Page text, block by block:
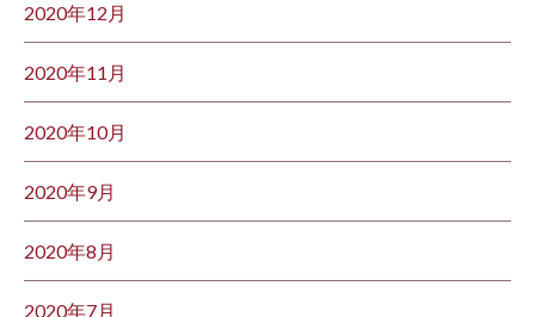
2020年12月
2020年11月
2020年10月
2020年9月
2020年8月
2020年7月